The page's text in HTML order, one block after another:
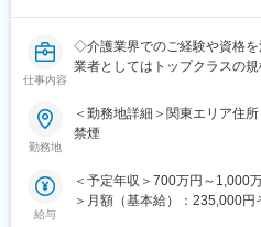
能
「店長止まり」がない環境◎
※なぜSVに短期間でなれるの？
『ほっかほっか亭』は新店を
ます。
■研修体制：
・集合研修（2日間）：経営
める
・実地研修（1ヶ月～2ヶ月間
の店舗での営業を通じてスキ
仕事内容
◇介護業界でのご経験や資格
業者としてはトップクラスの
■業務内容：【変更の範囲：当
大阪、兵庫を中心に全国で介
などを幅広く手がけている当
ます。
勤務地
＜勤務地詳細＞関東エリア住
禁煙
給与
＜予定年収＞700万円～1,000
＞月額（基本給）：235,000円